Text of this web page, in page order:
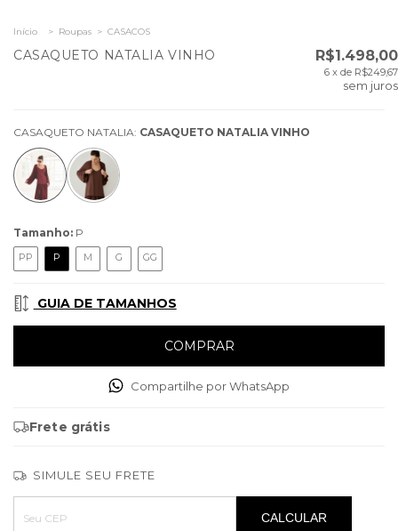
Início > Roupas > CASACOS
CASAQUETO NATALIA VINHO R$1.498,00
6 x de R$249,67
sem juros
CASAQUETO NATALIA: CASAQUETO NATALIA VINHO
Tamanho: P
PP P M G GG
GUIA DE TAMANHOS
Compartilhe por WhatsApp
Frete grátis
SIMULE SEU FRETE
Entregas para o CEP:
ALTERAR CEP
CALCULAR